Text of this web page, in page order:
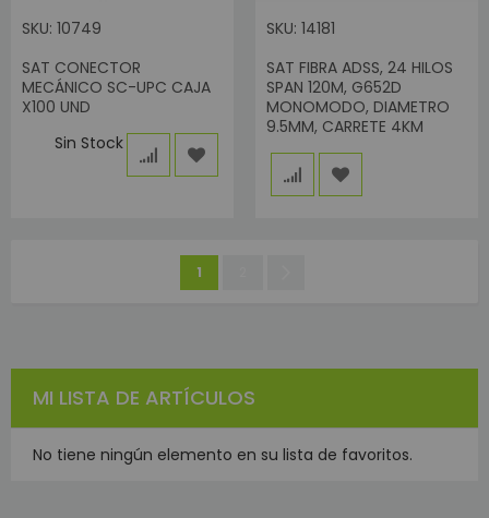
SKU: 10749
SAT CONECTOR
MECÁNICO SC-UPC CAJA
X100 UND
Sin Stock
SKU: 14181
SAT FIBRA ADSS, 24 HILOS
SPAN 120M, G652D
MONOMODO, DIAMETRO
9.5MM, CARRETE 4KM
Estás
página
1
MI LISTA DE ARTÍCULOS
No tiene ningún elemento en su lista de favoritos.